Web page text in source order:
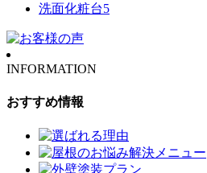
洗面化粧台5
INFORMATION
おすすめ情報